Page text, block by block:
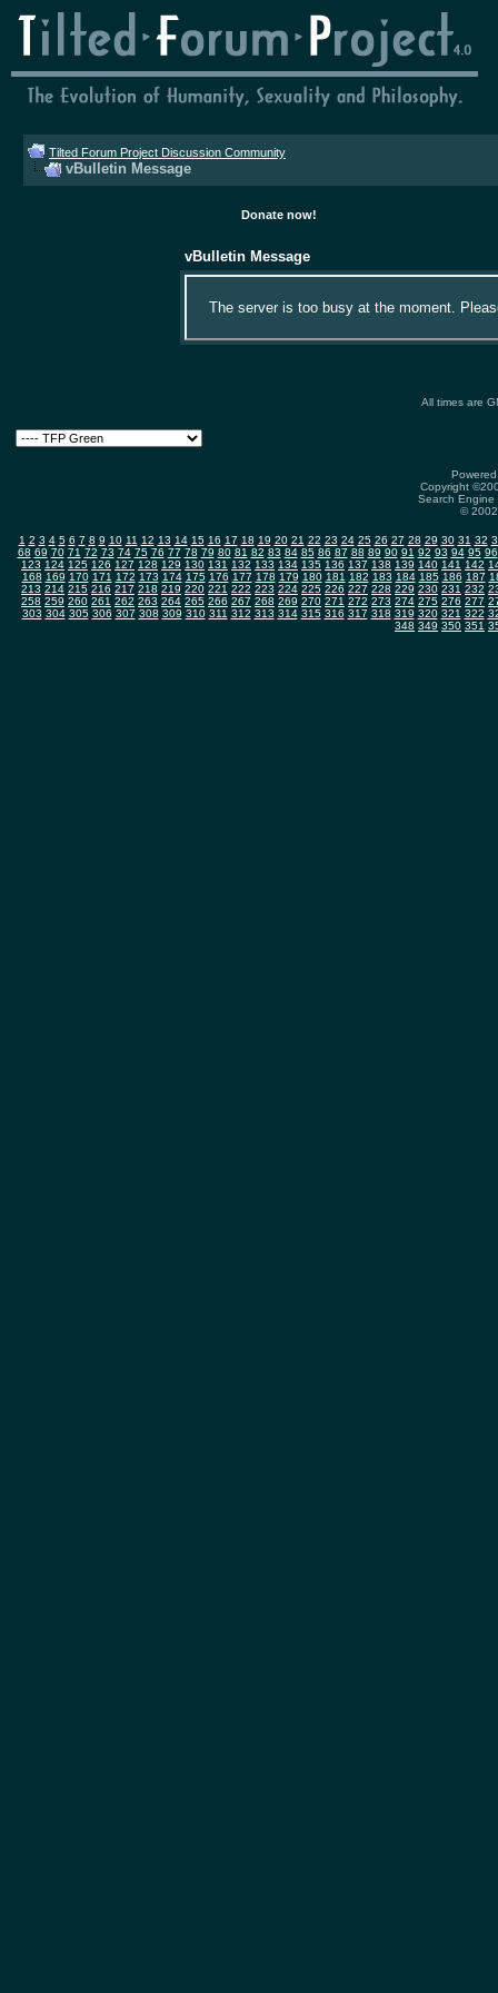
Tilted Forum Project Discussion Community
vBulletin Message
Donate now!
vBulletin Message
The server is too busy at the moment.
All times are
Copyright
Search
©
1 2 3 4 5 6 7 8 9 10 11 12 13 14 15 16 17 18 19 20 21 22 23 24 25 26 27 28 29 30 31 32
68 69 70 71 72 73 74 75 76 77 78 79 80 81 82 83 84 85 86 87 88 89 90 91 92 93 94 95 96
123 124 125 126 127 128 129 130 131 132 133 134 135 136 137 138 139 140 141 142
168 169 170 171 172 173 174 175 176 177 178 179 180 181 182 183 184 185 186 187
213 214 215 216 217 218 219 220 221 222 223 224 225 226 227 228 229 230 231 232
258 259 260 261 262 263 264 265 266 267 268 269 270 271 272 273 274 275 276 277
303 304 305 306 307 308 309 310 311 312 313 314 315 316 317 318 319 320 321 322
348 349 350 351